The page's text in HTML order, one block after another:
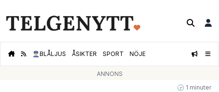
👮🏻‍♂️BLÅLJUS ÅSIKTER SPORT NÖJE
ANNONS
🕝 1 minuter